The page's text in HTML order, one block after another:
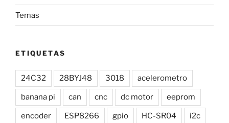
Temas
ETIQUETAS
24C32 28BYJ48 3018 acelerometro
banana pi can cnc dc motor eeprom
encoder ESP8266 gpio HC-SR04 i2c